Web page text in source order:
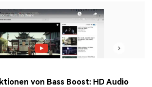
von Bass Boost: HD Audio